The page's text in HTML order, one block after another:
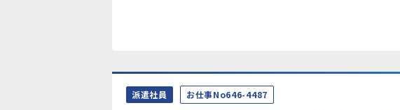
派遣社員 お仕事No646-4487